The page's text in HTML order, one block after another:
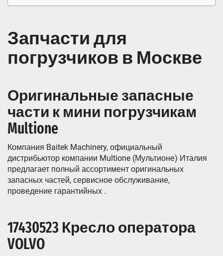
Запчасти для
погрузчиков в Москве
Оригинальные запасные
части к мини погрузчикам
Multione
Компания Baitek Machinery, официальный
дистрибьютор компании Multione (Мультионе) Италия
предлагает полный ассортимент оригинальных
запасных частей, сервисное обслуживание,
проведение гарантийных .
17430523 Кресло оператора
VOLVO